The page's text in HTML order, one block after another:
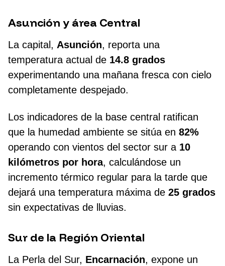
Asunción y área Central
La capital, Asunción, reporta una
temperatura actual de 14.8 grados
experimentando una mañana fresca con cielo
completamente despejado.
Los indicadores de la base central ratifican
que la humedad ambiente se sitúa en 82%
operando con vientos del sector sur a 10
kilómetros por hora, calculándose un
incremento térmico regular para la tarde que
dejará una temperatura máxima de 25 grados
sin expectativas de lluvias.
Sur de la Región Oriental
La Perla del Sur, Encarnación, expone un